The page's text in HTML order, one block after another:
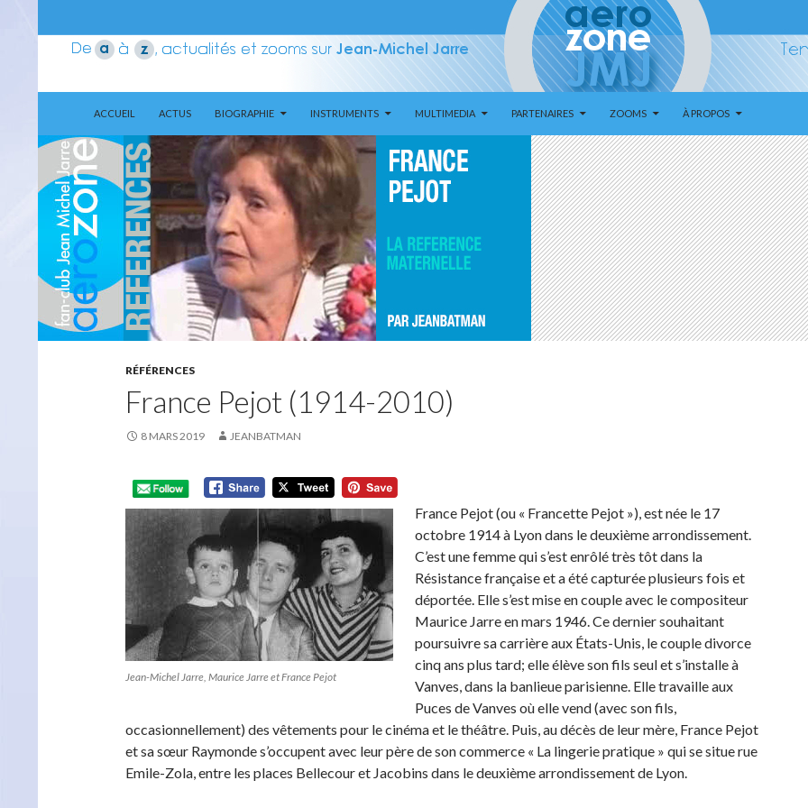
Aerozone JMJ
ACCUEIL
ACTUS BIOGRAPHIE INSTRUMENTS MULTIMEDIA PARTENAIRES ZOOMS À PROPOS
RÉFÉRENCES
France Pejot (1914-2010)
8 MARS 2019 JEANBATMAN
Jean-Michel Jarre, Maurice Jarre et France Pejot
France Pejot (ou « Francette Pejot »), est née le 17
octobre 1914à Lyon dans le deuxième arrondissement.
C’est une femme qui s’est enrôlé très tôt dans la
Résistance française et a été capturée plusieurs fois et
déportée. Elle s’est mise en couple avec le compositeur
Maurice Jarre en mars 1946. Ce dernier souhaitant
poursuivre sa carrière aux États-Unis, le couple divorce
cinq ans plus tard; elle élève son fils seul et s’installe à
Vanves, dans la banlieue parisienne. Elle travaille aux
Puces de Vanves où elle vend (avec son fils,
occasionnellement) des vêtements pour le cinéma et le théâtre. Puis, au décès de leur mère, France Pejot
et sa sœur Raymonde s’occupent avec leur père de son commerce « La lingerie pratique » qui se situe rue
Emile-Zola, entre les places Bellecour et Jacobins dans le deuxième arrondissement de Lyon.